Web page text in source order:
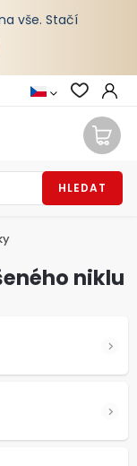
vše. Stačí
HLEDAT
niklu